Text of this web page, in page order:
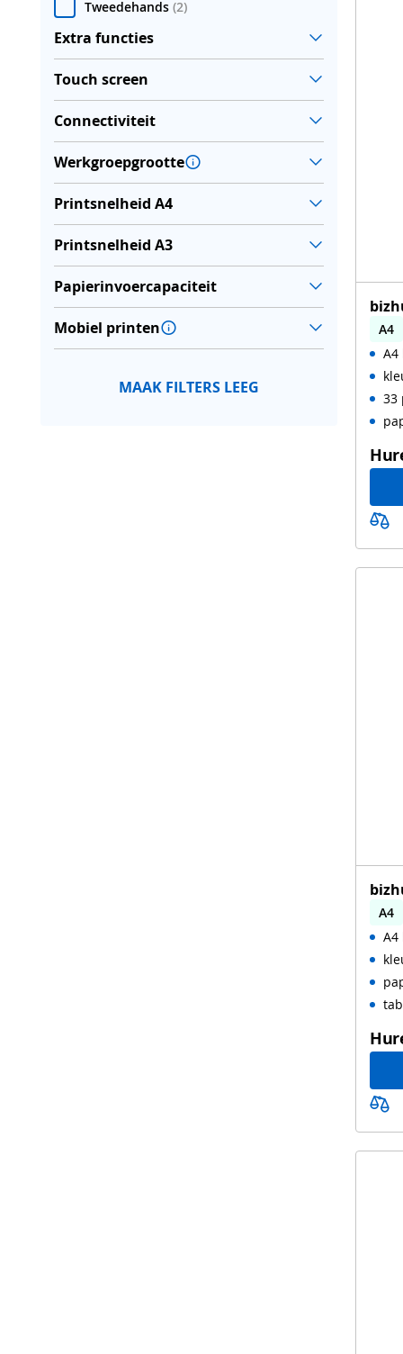
Tweedehands (2)
Extra functies
Touch screen
Connectiviteit
Werkgroepgrootte
Printsnelheid A4
Printsnelheid A3
Papierinvoercapaciteit
Mobiel printen
MAAK FILTERS LEEG
A4
33
A4